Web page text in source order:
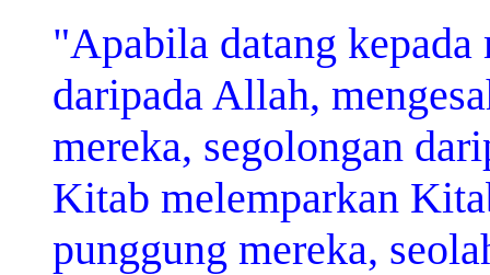
"Apabila datang kepada
daripada Allah,
mereka, segolongan
Kitab melemparkan
punggung mereka,